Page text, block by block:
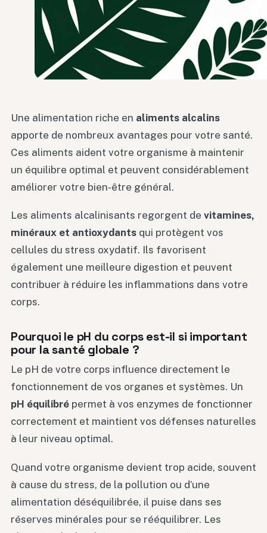
Une alimentation riche en aliments alcalins
apporte de nombreux avantages pour votre santé.
Ces aliments aident votre organisme à maintenir
un équilibre optimal et peuvent considérablement
améliorer votre bien-être général.
Les aliments alcalinisants regorgent de vitamines,
minéraux et antioxydants qui protègent vos
cellules du stress oxydatif. Ils favorisent
également une meilleure digestion et peuvent
contribuer à réduire les inflammations dans votre
corps.
Pourquoi le pH du corps est-il si important
pour la santé globale ?
Le pH de votre corps influence directement le
fonctionnement de vos organes et systèmes. Un
pH équilibré permet à vos enzymes de fonctionner
correctement et maintient vos défenses naturelles
à leur niveau optimal.
Quand votre organisme devient trop acide, souvent
à cause du stress, de la pollution ou d’une
alimentation déséquilibrée, il puise dans ses
réserves minérales pour se rééquilibrer. Les